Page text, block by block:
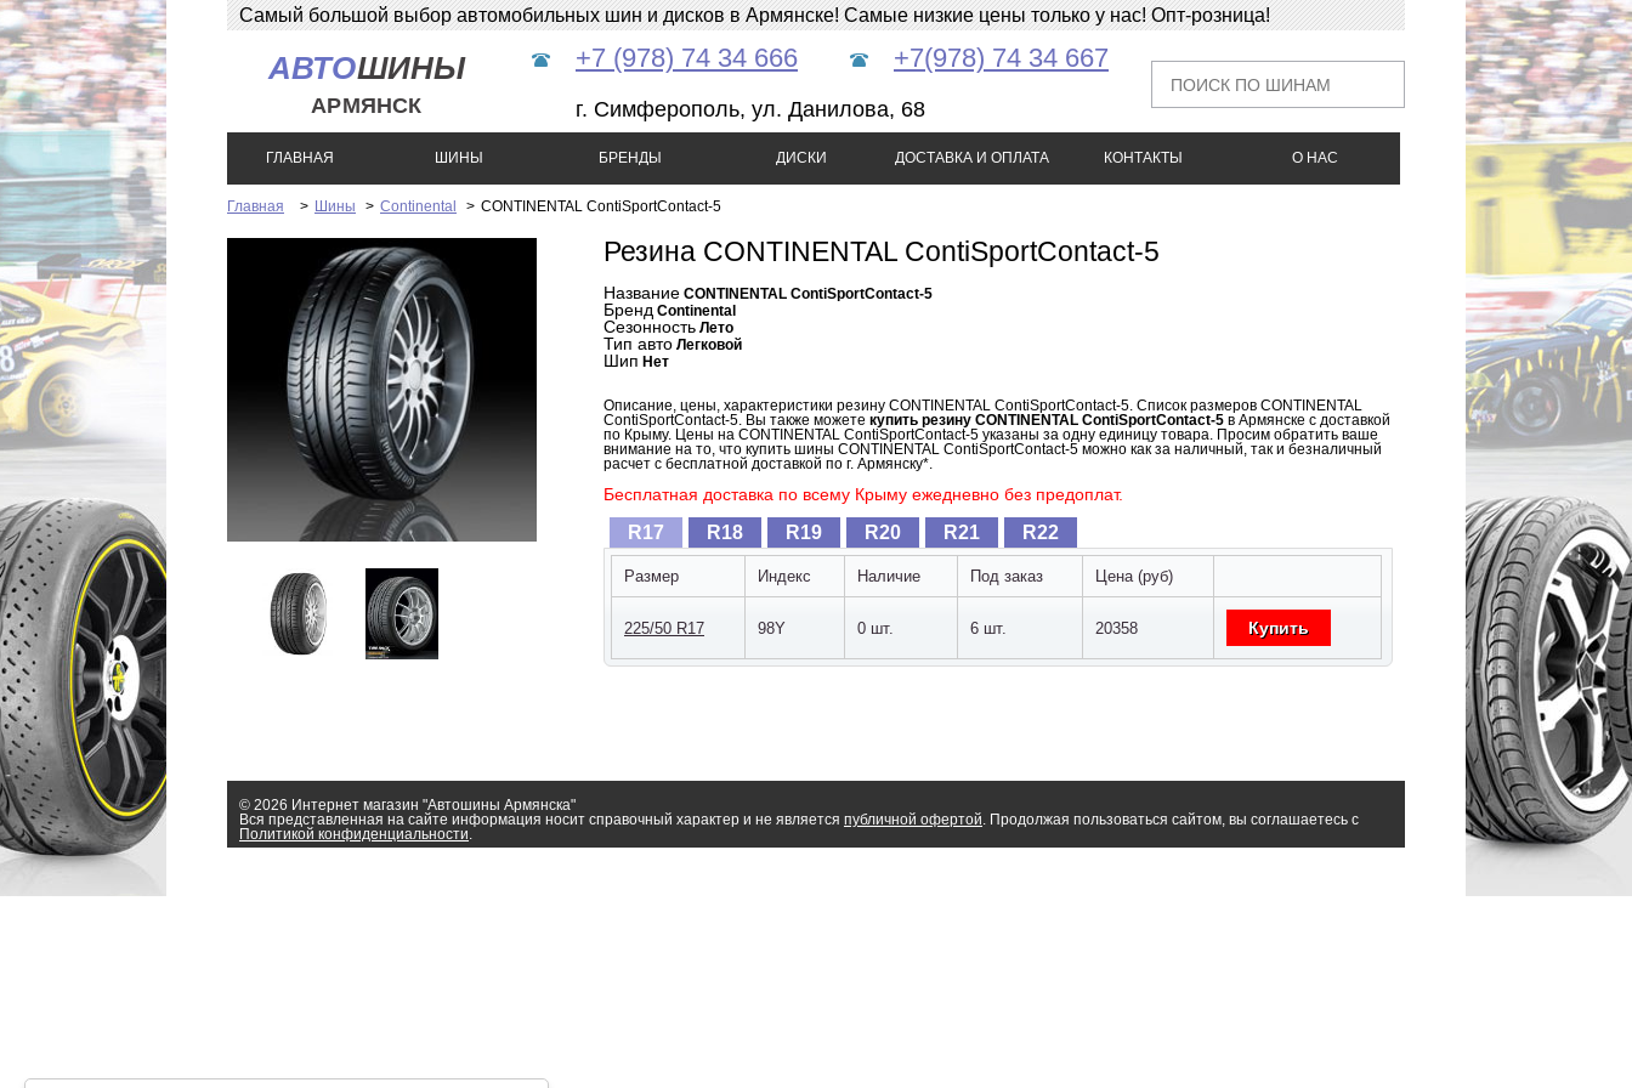
Самый большой выбор автомобильных шин и дисков в Армянске! Самые низкие цены только у нас! Опт-розница!
АВТОШИНЫ
АРМЯНСК
+7 (978) 74 34 666 +7(978) 74 34 667
г. Симферополь, ул. Данилова, 68
ГЛАВНАЯ ШИНЫ БРЕНДЫ ДИСКИ ДОСТАВКА И ОПЛАТА КОНТАКТЫ О НАС
Главная > Шины > Continental > CONTINENTAL ContiSportContact-5
Резина CONTINENTAL ContiSportContact-5
Название CONTINENTAL ContiSportContact-5
Бренд Continental
Сезонность Лето
Тип авто Легковой
Шип Нет
Описание, цены, характеристики резину CONTINENTAL ContiSportContact-5. Список размеров CONTINENTAL
ContiSportContact-5. Вы также можете купить резину CONTINENTAL ContiSportContact-5 в Армянске с доставкой
по Крыму. Цены на CONTINENTAL ContiSportContact-5 указаны за одну единицу товара. Просим обратить ваше
внимание на то, что купить шины CONTINENTAL ContiSportContact-5 можно как за наличный, так и безналичный
расчет с бесплатной доставкой по г. Армянску*.
Бесплатная доставка по всему Крыму ежедневно без предоплат.
R17 R18 R19 R20 R21 R22
Размер Индекс Наличие Под заказ Цена (руб)
225/50 R17 98Y 0 шт. 6 шт. 20358 Купить
© 2026 Интернет магазин "Автошины Армянска"
Вся представленная на сайте информация носит справочный характер и не является публичной офертой. Продолжая пользоваться сайтом, вы соглашаетесь с
Политикой конфиденциальности.